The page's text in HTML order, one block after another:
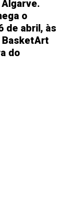
o
de abril, às
BasketArt
do